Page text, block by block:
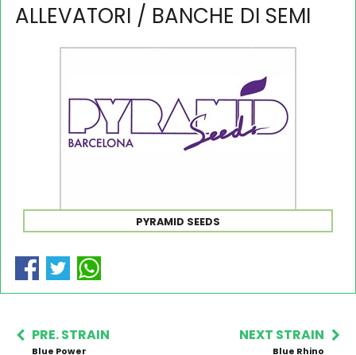
ALLEVATORI / BANCHE DI SEMI
PYRAMID SEEDS
PRE. STRAIN
Blue Power
NEXT STRAIN
Blue Rhino